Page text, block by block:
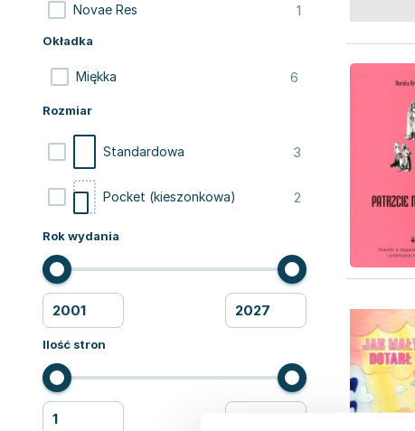
Novae Res 1
Okładka
Miękka 6
Rozmiar
Standardowa 3
Pocket (kieszonkowa) 2
Rok wydania
Ilość stron